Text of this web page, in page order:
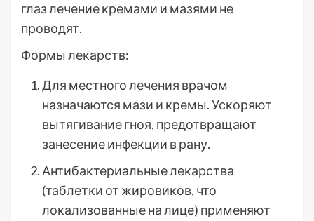
глаз лечение кремами и мазями не
проводят.
Формы лекарств:
Для местного лечения врачом
назначаются мази и кремы. Ускоряют
вытягивание гноя, предотвращают
занесение инфекции в рану.
Антибактериальные лекарства
(таблетки от жировиков, что
локализованные на лице) применяют